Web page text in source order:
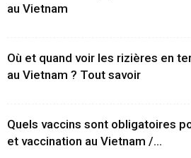
au Vietnam
Où et quand voir les rizières en
au Vietnam ? Tout savoir
Quels vaccins sont obligatoires
et vaccination au Vietnam /...